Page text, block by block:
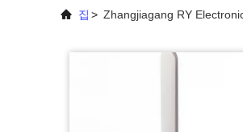
집 > Zhangjiagang RY